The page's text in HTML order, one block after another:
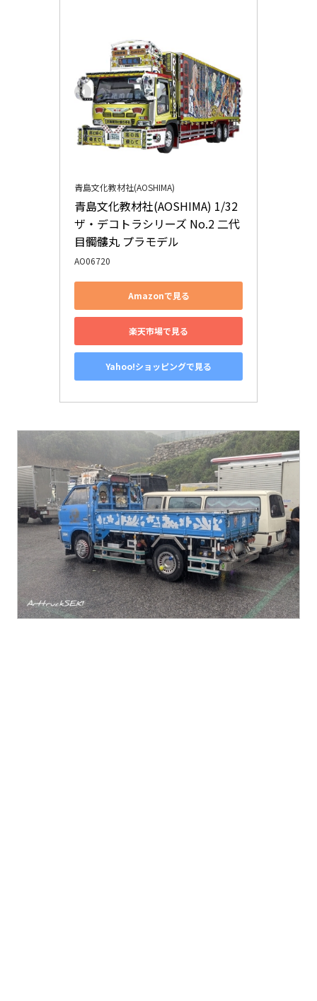
青島文化教材社(AOSHIMA)
青島文化教材社(AOSHIMA) 1/32
ザ・デコトラシリーズ No.2 二代
目髑髏丸 プラモデル
AO06720
Amazonで見る
楽天市場で見る
Yahoo!ショッピングで見る